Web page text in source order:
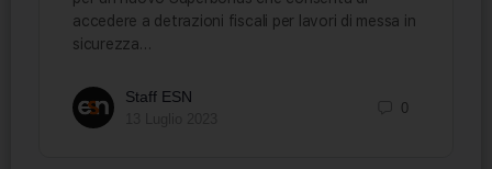
accedere a detrazioni fiscali per lavori di messa in
sicurezza…
Staff ESN
0